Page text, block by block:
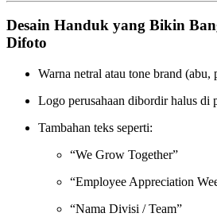
Desain Handuk yang Bikin
Difoto
Warna netral atau tone brand
Logo perusahaan dibordir halus di
Tambahan teks seperti:
“We Grow Together”
“Employee Appreciation
“Nama Divisi / Team”